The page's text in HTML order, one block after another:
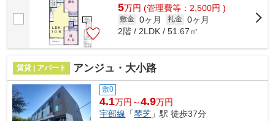
5万円 (管理費等：2,500円 )
敷金 0ヶ月 礼金 0ヶ月
2階 / 2LDK / 51.67㎡
賃貸 | アパート アンジュ・大小路
敷0
4.1万円～4.9万円
宇部線 「琴芝 」駅 徒歩37分